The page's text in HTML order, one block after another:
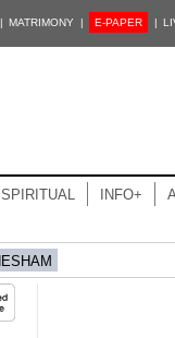
| MATRIMONY | E-PAPER |
SPIRITUAL INFO+